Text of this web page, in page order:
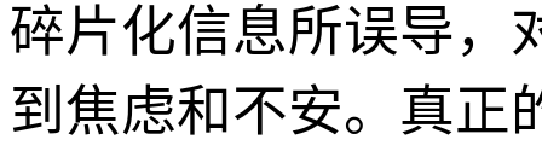
碎片化信息所误导，
到焦虑和不安。真正